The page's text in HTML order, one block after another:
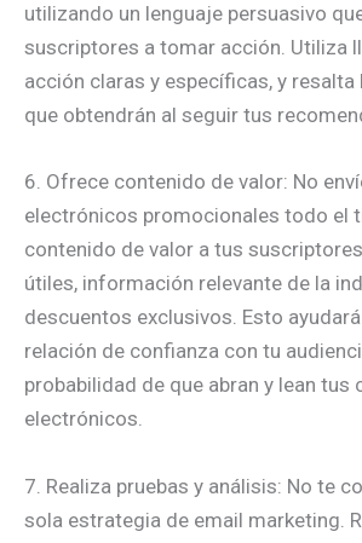
utilizando un lenguaje persuasivo
suscriptores a tomar acción. Utiliza
acción claras y específicas, y
que obtendrán al seguir tus
6. Ofrece contenido de valor: No
electrónicos promocionales todo el
contenido de valor a tus
útiles, información relevante de la
descuentos exclusivos. Esto
relación de confianza con tu
probabilidad de que abran y lean tus
electrónicos.
7. Realiza pruebas y análisis: No te
sola estrategia de email marketing.